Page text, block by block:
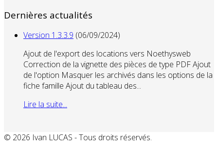
Dernières actualités
Version 1.3.3.9 (06/09/2024)
Ajout de l'export des locations vers Noethysweb
Correction de la vignette des pièces de type PDF Ajout
de l'option Masquer les archivés dans les options de la
fiche famille Ajout du tableau des...
Lire la suite...
© 2026 Ivan LUCAS - Tous droits réservés.